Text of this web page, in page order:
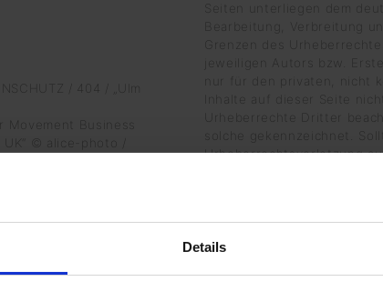
Details
/ 404 / „Ulm
Movement Business
© alice-photo /
bikeriderlondon /
© Maxim Blinkov /
Seiten unterliegen dem
Bearbeitung, Verbreitung
Grenzen des
jeweiligen Autors bzw.
nur für den privaten, nicht
Inhalte auf dieser Seite
Urheberrechte Dritter
solche gekennzeichnet.
Urheberrechtsverletzung
entsprechenden Hinweis.
werden wir derartige